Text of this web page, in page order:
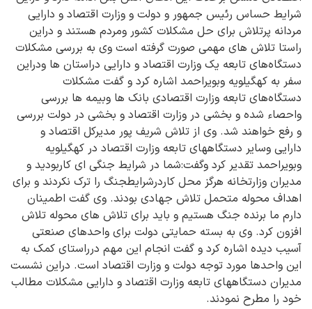
شرایط حساس رئیس جمهور و دولت و وزارت اقتصاد و دارایی
مردانه پرتلاش برای حل مشکلات کشور ومردم هستند و دراین
راستا تلاش های مهمی صورت گرفته است وی به بررسی مشکلات
دستگاه‌های تابعه یک وزارت اقتصاد و دارایی دراستان ها ودراین
سفر به کهگیلویه وبویراحمد اشاره کرد و گفت مشکلات
دستگاه‌های تابعه وزارت اقتصادی بانک ها وبیمه ها بررسی
واحصاء شده و بخشی در وزارت اقتصاد و بخشی در دولت بررسی
و رفع خواهند شد. وی از تلاش شریف پور مدیرکل اقتصاد و
دارایی وسایر دستگاههای تابعه وزارت اقتصاد در کهگیلویه
وبویراحمد تقدیر کرد وگفت:شما در شرایط جنگی ای کاربودید و
مدیران وزارتخانه هرگز محل کاردرشرایطجنگ را ترک نکردند و برای
اهداف محوله متحمل تلاش جهادی بودند. وی گفت اطمینان
دارم ما برنده جنگ هستیم و باید برای تلاش های محوله تلاش
افزون کرد. وی به بسته حمایتی دولت برای واحدهای صنعتی
آسیب دیده اشاره کرد و گفت انجام این مهم درراستای کمک به
این واحدها مورد توجه دولت و وزارت اقتصاد است. دراین نشست
مدیران دستگاههای تابعه وزارت اقتصاد و دارایی مشکلات مطالب
خود را مطرح نمودند.